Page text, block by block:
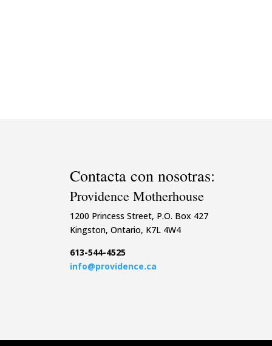
Contacta con nosotras:
Providence Motherhouse
1200 Princess Street, P.O. Box 427
Kingston, Ontario, K7L 4W4
613-544-4525
info@providence.ca